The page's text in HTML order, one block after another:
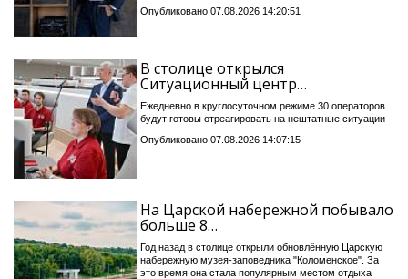
Опубликовано 07.08.2026 14:20:51
В столице открылся
Ситуационный центр…
Ежедневно в круглосуточном режиме 30 операторов
будут готовы отреагировать на нештатные ситуации
Опубликовано 07.08.2026 14:07:15
На Царской набережной побывало
больше 8…
Год назад в столице открыли обновлённую Царскую
набережную музея-заповедника "Коломенское". За
это время она стала популярным местом отдыха